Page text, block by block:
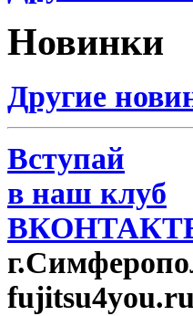
Новинки
Другие
Вступай
в наш клуб